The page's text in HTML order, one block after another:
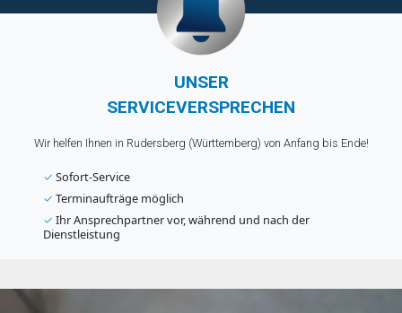
UNSER
SERVICEVERSPRECHEN
Wir helfen Ihnen in Rudersberg (Württemberg) von Anfang bis Ende!
✓ Sofort-Service
✓ Terminaufträge möglich
✓ Ihr Ansprechpartner vor, während und nach der
Dienstleistung